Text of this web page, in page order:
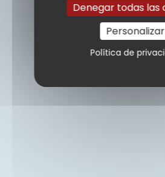
Denegar todas las
Personalizar
Política de